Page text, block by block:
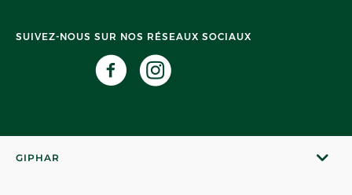
SUIVEZ-NOUS SUR NOS RÉSEAUX SOCIAUX
GIPHAR